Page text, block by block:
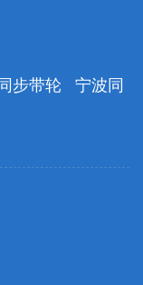
步带轮 宁波同